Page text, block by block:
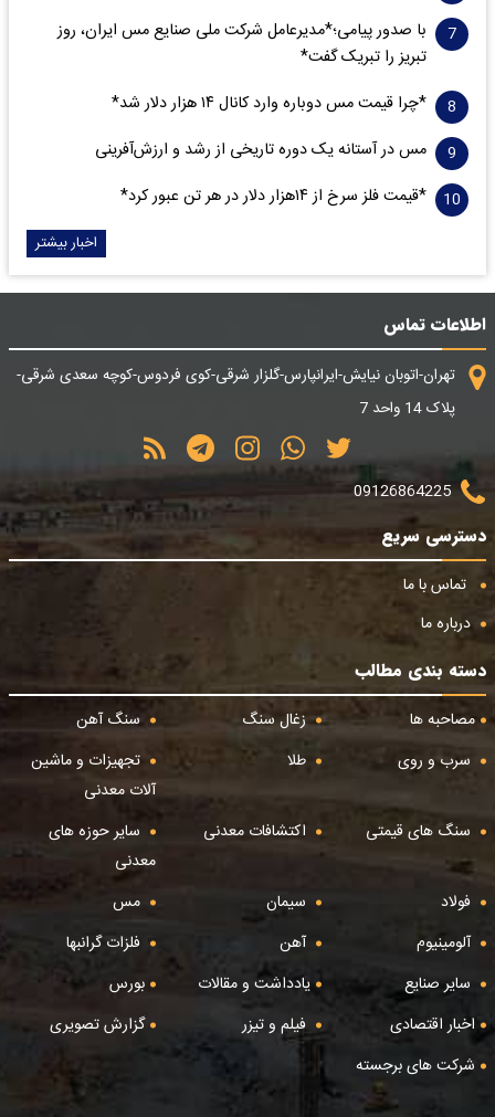
با صدور پیامی؛*مدیرعامل شرکت ملی صنایع مس ایران، روز
تبریز را تبریک گفت*
*چرا قیمت مس دوباره وارد کانال ۱۴ هزار دلار شد*
مس در آستانه یک دوره تاریخی از رشد و ارزش‌آفرینی
*قیمت فلز سرخ از ۱۴هزار دلار در هر تن عبور کرد*
اخبار بیشتر
اطلاعات تماس
تهران-اتوبان نیایش-ایرانپارس-گلزار شرقی-کوی فردوس-کوچه سعدی شرقی-
پلاک 14 واحد 7
09126864225
دسترسی سریع
تماس با ما
درباره ما
دسته بندی مطالب
مصاحبه ها
زغال سنگ
سنگ آهن
سرب و روی
طلا
تجهیزات و ماشین
آلات معدنی
سنگ های قیمتی
اکتشافات معدنی
سایر حوزه های
معدنی
فولاد
سیمان
مس
آلومینیوم
آهن
فلزات گرانبها
سایر صنایع
یادداشت و مقالات
بورس
اخبار اقتصادی
فیلم و تیزر
گزارش تصویری
شرکت های برجسته